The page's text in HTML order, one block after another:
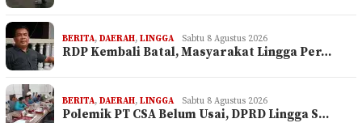
BERITA, DAERAH, LINGGA Sabtu 8 Agustus 2026
RDP Kembali Batal, Masyarakat Lingga Per…
BERITA, DAERAH, LINGGA Sabtu 8 Agustus 2026
Polemik PT CSA Belum Usai, DPRD Lingga S…